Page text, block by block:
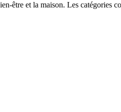
et la maison. Les catégories